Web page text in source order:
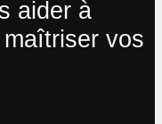
aider à
vos